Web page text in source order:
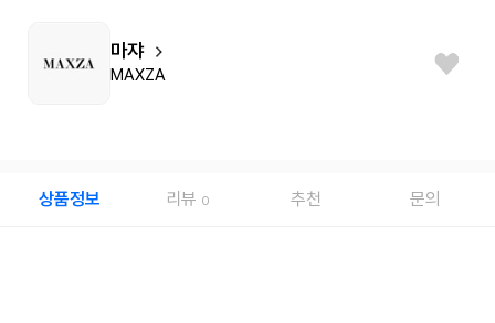
마쟈
MAXZA
상품정보 리뷰 0 추천 문의